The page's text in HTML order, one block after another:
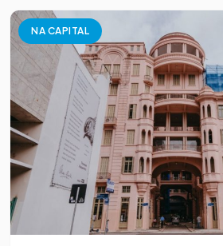
NA CAPITAL